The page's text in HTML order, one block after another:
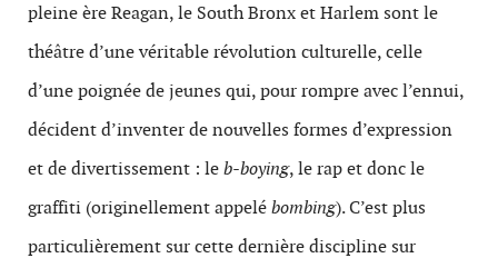
pleine ère Reagan, le South Bronx et Harlem sont le
théâtre d’une véritable révolution culturelle, celle
d’une poignée de jeunes qui, pour rompre avec l’ennui,
décident d’inventer de nouvelles formes d’expression
et de divertissement : leb-boying, le rap et donc le
graffiti (originellement appelébombing). C’est plus
particulièrement sur cette dernière discipline sur